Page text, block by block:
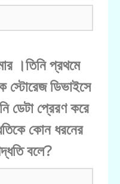
।তিনি প্রথমে
স্টোরেজ ডিভাইসে
ডেটা প্রেরণ করে
কোন ধরনের
বলে?